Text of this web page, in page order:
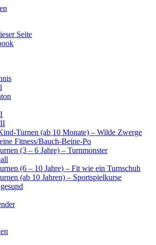
Seite
Turnen (ab 10 Monate) – Wilde Zwerge
Fitness/Bauch-Beine-Po
(3 – 6 Jahre) – Turnmonster
(6 – 10 Jahre) – Fit wie ein Turnschuh
(ab 10 Jahren) – Sportspielkurse